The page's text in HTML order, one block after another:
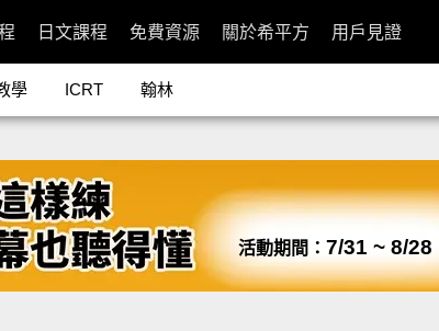
日文課程 免費資源 關於希平方 用戶見證
學 ICRT 翰林
活動期間： 7/31 ~ 8/28